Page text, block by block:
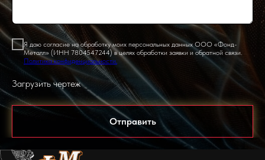
Я даю согласие на обработку моих персональных данных ООО «Фонд-
Металл» (ИНН 7804547244) в целях обработки заявки и обратной связи.
Политика конфиденциальности.
Загрузить чертеж
Отправить